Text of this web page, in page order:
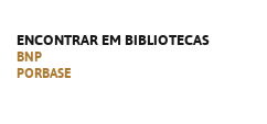
ENCONTRAR EM BIBLIOTECAS
BNP
PORBASE